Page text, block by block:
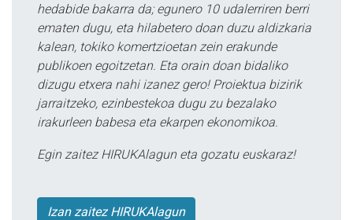
hedabide bakarra da; egunero 10 udalerriren berri
ematen dugu, eta hilabetero doan duzu aldizkaria
kalean, tokiko komertzioetan zein erakunde
publikoen egoitzetan. Eta orain doan bidaliko
dizugu etxera nahi izanez gero! Proiektua bizirik
jarraitzeko, ezinbestekoa dugu zu bezalako
irakurleen babesa eta ekarpen ekonomikoa.
Egin zaitez HIRUKAlagun eta gozatu euskaraz!
Izan zaitez HIRUKAlagun